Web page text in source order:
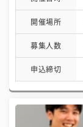
開催場所
募集人数
申込締切